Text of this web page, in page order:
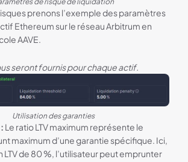
prenons l’exemple des paramètres
Ethereum sur le réseau Arbitrum en
AAVE.
seront fournis pour chaque actif.
Utilisation des garanties
Le ratio LTV maximum représente le
maximum d’une garantie spécifique. Ici,
LTV de 80 %, l’utilisateur peut emprunter